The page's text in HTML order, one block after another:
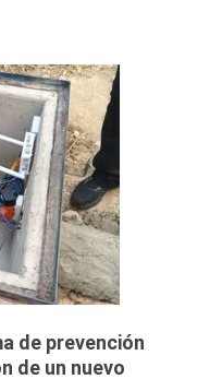
de prevención
de un nuevo